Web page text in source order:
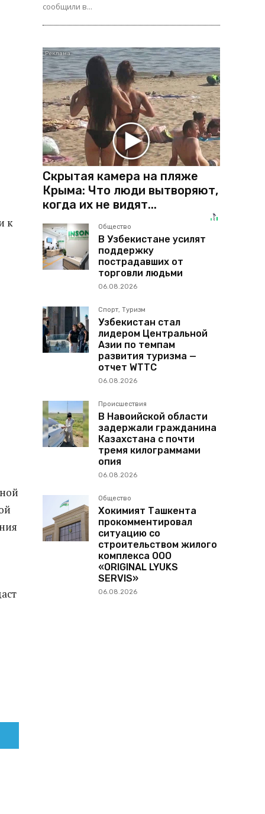
к
сообщили в...
Скрытая камера на пляже
Крыма: Что люди вытворяют,
когда их не видят...
Общество
В Узбекистане усилят
поддержку
пострадавших от
торговли людьми
06.08.2026
Спорт, Туризм
Узбекистан стал
лидером Центральной
Азии по темпам
развития туризма —
отчет WTTC
06.08.2026
Происшествия
В Навоийской области
задержали гражданина
Казахстана с почти
тремя килограммами
опия
06.08.2026
Общество
Хокимият Ташкента
прокомментировал
ситуацию со
строительством жилого
комплекса ООО
«ORIGINAL LYUKS
SERVIS»
06.08.2026